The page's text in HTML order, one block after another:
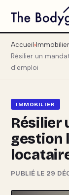
Accueil Immobilier
Résilier un
d'emploi
IMMOBILIER
Résilier
gestion
PUBLIÉ LE 29